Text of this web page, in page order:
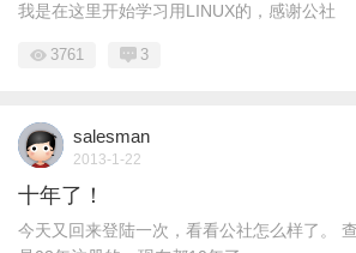
我是在这里开始学习用LINUX的，感谢公社
3761 3
salesman
2013-1-22
十年了！
今天又回来登陆一次，看看公社怎么样了。